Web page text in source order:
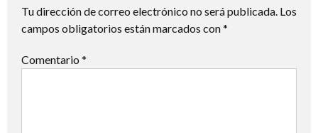
Tu dirección de correo electrónico no será publicada. Los
campos obligatorios están marcados con*
Comentario *